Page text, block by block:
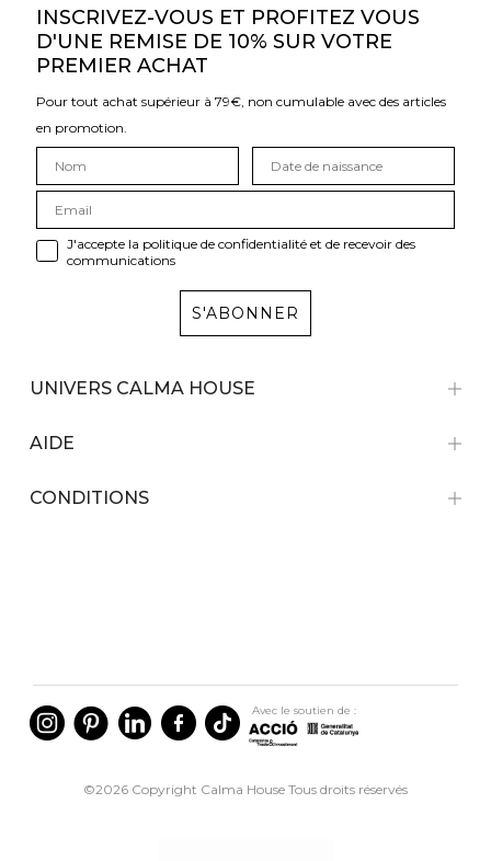
INSCRIVEZ-VOUS ET PROFITEZ VOUS
D'UNE REMISE DE 10% SUR VOTRE
PREMIER ACHAT
Pour tout achat supérieur à 79€, non cumulable avec des articles
en promotion.
J'accepte la politique de confidentialité et de recevoir des
communications
S'ABONNER
UNIVERS CALMA HOUSE
AIDE
CONDITIONS
Avec le soutien de :
©2026 Copyright Calma House Tous droits réservés